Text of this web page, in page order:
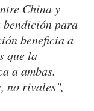
China y
bendición para
beneficia a
que la
a ambas.
no rivales",